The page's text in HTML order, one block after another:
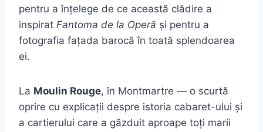
pentru a înțelege de ce această clădire a
inspirat Fantoma de la Operă și pentru a
fotografia fațada barocă în toată splendoarea
ei.
La Moulin Rouge, în Montmartre — o scurtă
oprire cu explicații despre istoria cabaret-ului și
a cartierului care a găzduit aproape toți marii